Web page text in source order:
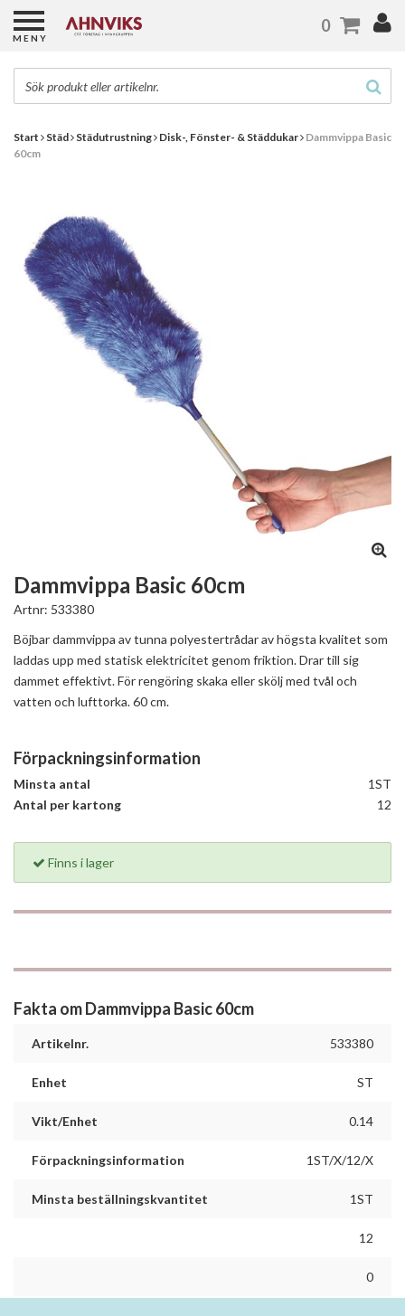
Start Städ Städutrustning Disk-, Fönster- & Städdukar Dammvippa Basic
60cm
Dammvippa Basic 60cm
Artnr: 533380
Böjbar dammvippa av tunna polyestertrådar av högsta kvalitet som
laddas upp med statisk elektricitet genom friktion. Drar till sig
dammet effektivt. För rengöring skaka eller skölj med tvål och
vatten och lufttorka. 60 cm.
Förpackningsinformation
Minsta antal
1ST
Antal per kartong
12
Finns i lager
Fakta om Dammvippa Basic 60cm
Artikelnr. 533380
Enhet ST
Vikt/Enhet 0.14
Förpackningsinformation 1ST/X/12/X
Minsta beställningskvantitet 1ST
12
0
MENY
0